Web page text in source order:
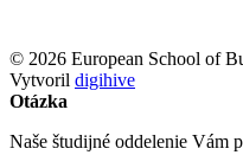
© 2026 European School of
Vytvoril digihive
Otázka
Naše študijné oddelenie Vám